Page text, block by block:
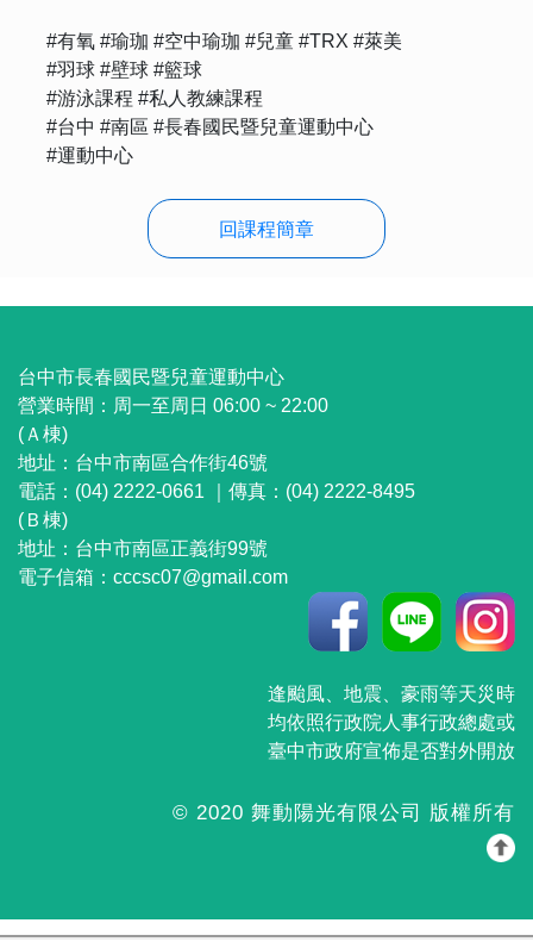
#有氧 #瑜珈 #空中瑜珈 #兒童 #TRX #萊美
#羽球 #壁球 #籃球
#游泳課程 #私人教練課程
#台中 #南區 #長春國民暨兒童運動中心
#運動中心
回課程簡章
台中市長春國民暨兒童運動中心
營業時間： 周一至周日 06:00 ~ 22:00
(Ａ棟)
地址： 台中市南區合作街46號
電話：(04) 2222-0661 ｜ 傳真：(04) 2222-8495
(Ｂ棟)
地址： 台中市南區正義街99號
電子信箱： cccsc07@gmail.com
逢颱風、地震、豪雨等天災時
均依照行政院人事行政總處或
臺中市政府宣佈是否對外開放
© 2020 舞動陽光有限公司 版權所有